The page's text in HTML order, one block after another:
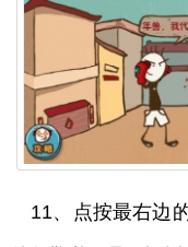
11、点按最右边